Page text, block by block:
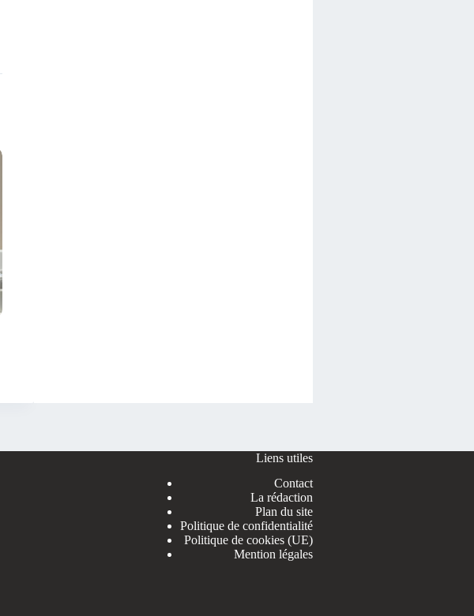
Liens utiles
Contact
La rédaction
Plan du site
Politique de confidentialité
Politique de cookies (UE)
Mention légales